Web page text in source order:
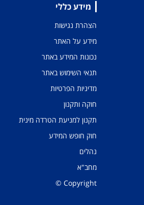
מידע כללי
הצהרת נגישות
מידע על האתר
נכונות המידע באתר
תנאי השימוש באתר
מדיניות הפרטיות
חוקה ותקנון
תקנון למניעת הטרדה מינית
חוק חופש המידע
נהלים
מחב"א
Copyright ©